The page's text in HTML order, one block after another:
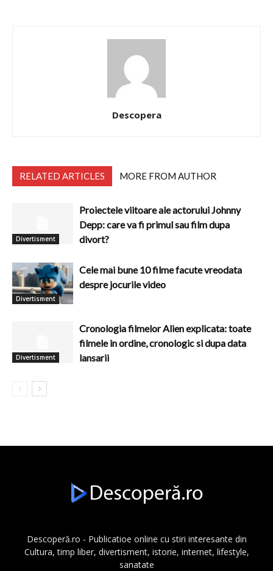
Descopera
RELATED ARTICLES MORE FROM AUTHOR
Divertisment
Proiectele viitoare ale actorului Johnny
Depp: care va fi primul sau film dupa
divort?
Divertisment
Cele mai bune 10 filme facute vreodata
despre jocurile video
Divertisment
Cronologia filmelor Alien explicata: toate
filmele in ordine, cronologic si dupa data
lansarii
Descoperă.ro - Publicatioe online cu stiri interesante din
Cultura, timp liber, divertisment, istorie, internet, lifestyle,
sanatate